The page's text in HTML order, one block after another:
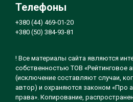
Телефоны
+380 (44) 469-01-20
+380 (50) 384-93-81
! Все материалы сайта являются
собственностью ТОВ «Рейтинговое
(исключение составляют случаи,
автор) и охраняются законом «Про
права». Копирование,